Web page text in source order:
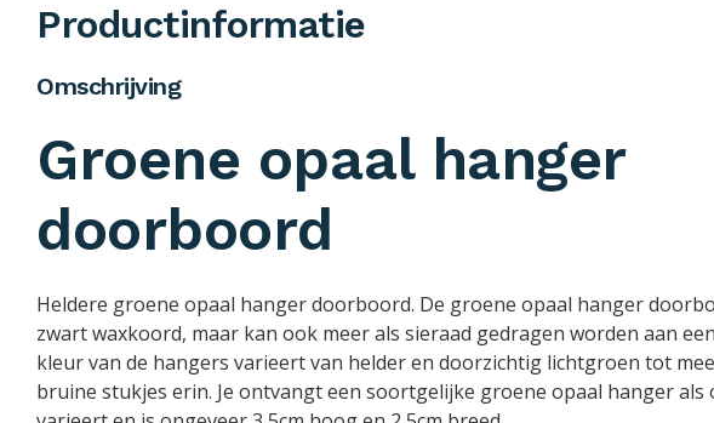
Productinformatie
Omschrijving
Groene opaal hanger
doorboord
Heldere groene opaal hanger doorboord. De groene opaal hanger
zwart waxkoord, maar kan ook meer als sieraad gedragen worden aan een
kleur van de hangers varieert van helder en doorzichtig lichtgroen tot
bruine stukjes erin. Je ontvangt een soortgelijke groene opaal hanger als